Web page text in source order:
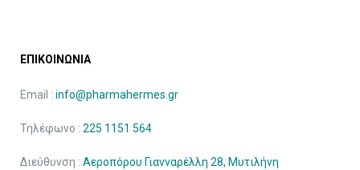
ΕΠΙΚΟΙΝΩΝΙΑ
Email : info@pharmahermes.gr
Τηλέφωνο : 225 1151 564
Διεύθυνση : Αεροπόρου Γιανναρέλλη 28, Μυτιλήνη